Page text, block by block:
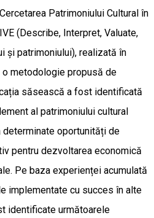
Patrimoniului Cultural în
(Describe, Interpret, Valuate,
și patrimoniului), realizată în
metodologie propusă de
săsească a fost identificată
al patrimoniului cultural
oportunități de
pentru dezvoltarea economică
Pe baza experienței acumulată
implementate cu succes în alte
identificate următoarele